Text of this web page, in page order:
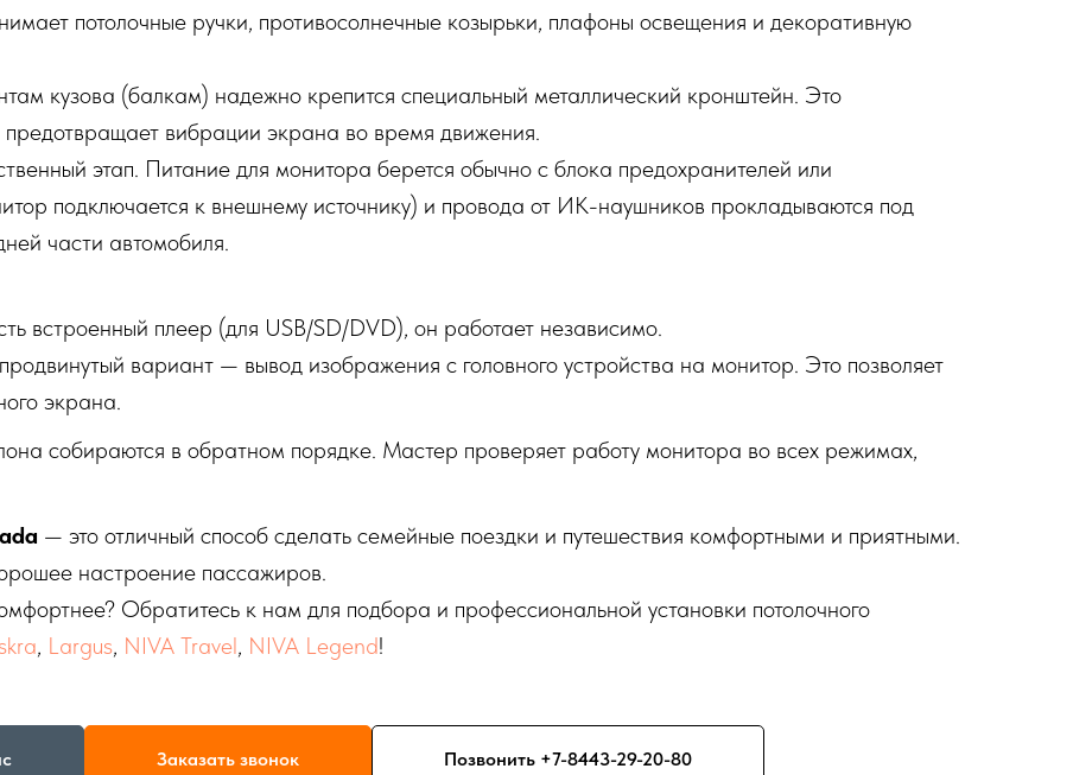
потолочные ручки, противосолнечные козырьки, плафоны освещения и декоративную
кузова (балкам) надежно крепится специальный металлический кронштейн. Это
предотвращает вибрации экрана во время движения.
этап. Питание для монитора берется обычно с блока предохранителей или
подключается к внешнему источнику) и провода от ИК-наушников прокладываются под
части автомобиля.
встроенный плеер (для USB/SD/DVD), он работает независимо.
вариант — вывод изображения с головного устройства на монитор. Это позволяет
экрана.
собираются в обратном порядке. Мастер проверяет работу монитора во всех режимах,
— это отличный способ сделать семейные поездки и путешествия комфортными и приятными.
настроение пассажиров.
Обратитесь к нам для подбора и профессиональной установки потолочного
, Largus, NIVA Travel, NIVA Legend!
Заказать звонок Позвонить +7-8443-29-20-80